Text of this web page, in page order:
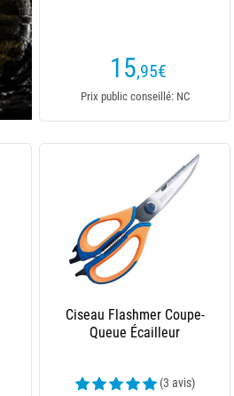
15,95€
Prix public conseillé: NC
Ciseau Flashmer Coupe-
Queue Écailleur
(3 avis)